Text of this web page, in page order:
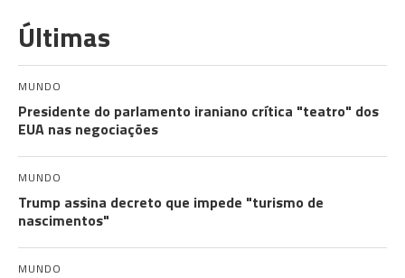
Últimas
MUNDO
Presidente do parlamento iraniano crítica "teatro" dos
EUA nas negociações
MUNDO
Trump assina decreto que impede "turismo de
nascimentos"
MUNDO